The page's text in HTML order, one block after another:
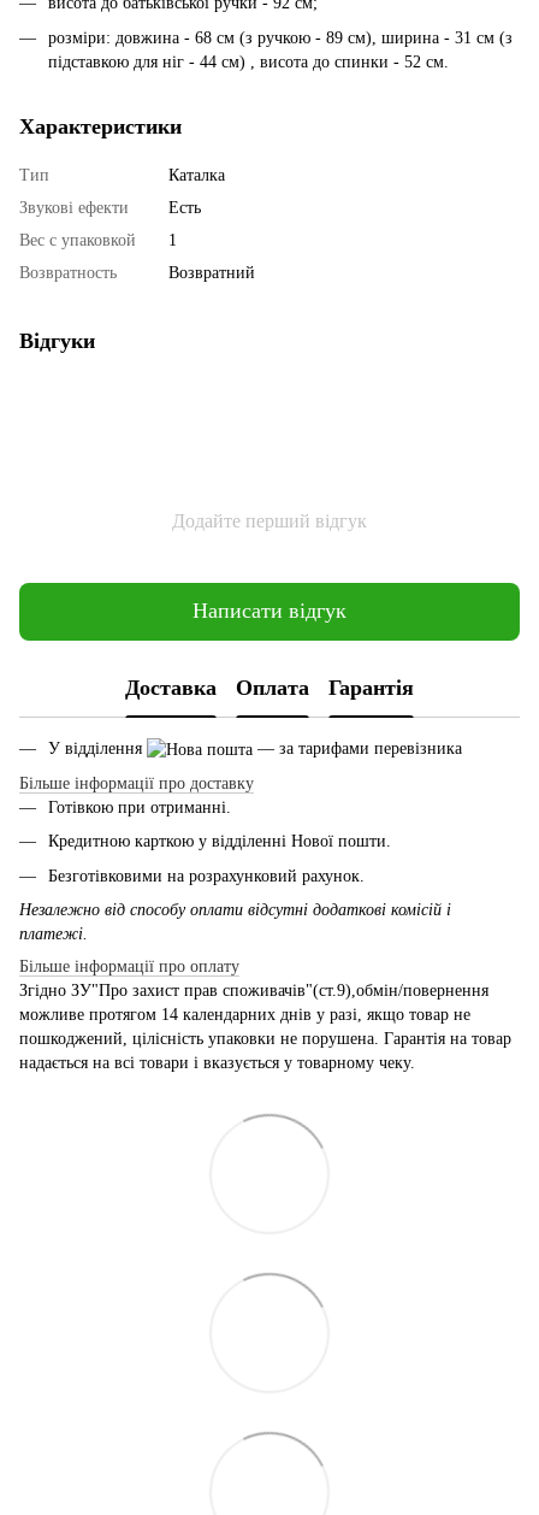
розміри: довжина - 68 см (з ручкою - 89 см), ширина - 31 см (з
підставкою для ніг - 44 см) , висота до спинки - 52 см.
Характеристики
Тип
Каталка
Звукові ефекти
Есть
Вес с упаковкой
1
Возвратность
Возвратний
Відгуки
Додайте перший відгук
Написати відгук
Доставка Оплата Гарантія
У відділення
— за тарифами перевізника
Більше інформації про доставку
Готівкою при отриманні.
Кредитною карткою у відділенні Нової пошти.
Безготівковими на розрахунковий рахунок.
Незалежно від способу оплати відсутні додаткові комісій і
платежі.
Більше інформації про оплату
Згідно ЗУ"Про захист прав споживачів"(ст.9),обмін/повернення
можливе протягом 14 календарних днів у разі, якщо товар не
пошкоджений, цілісність упаковки не порушена. Гарантія на товар
надається на всі товари і вказується у товарному чеку.